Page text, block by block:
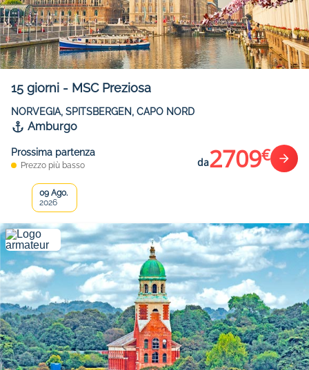
15 giorni - MSC Preziosa
NORVEGIA, SPITSBERGEN, CAPO NORD
Amburgo
Prossima partenza
Prezzo più basso da2709€
09 Ago.
2026